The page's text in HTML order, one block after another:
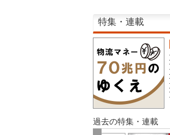
特集・連載
過去の特集・連載